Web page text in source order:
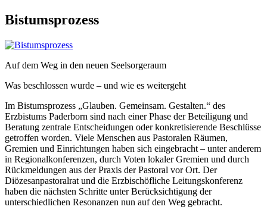
Bistumsprozess
Auf dem Weg in den neuen Seelsorgeraum
Was beschlossen wurde – und wie es weitergeht
Im Bistumsprozess „Glauben. Gemeinsam. Gestalten.“ des
Erzbistums Paderborn sind nach einer Phase der Beteiligung und
Beratung zentrale Entscheidungen oder konkretisierende Beschlüsse
getroffen worden. Viele Menschen aus Pastoralen Räumen,
Gremien und Einrichtungen haben sich eingebracht – unter anderem
in Regionalkonferenzen, durch Voten lokaler Gremien und durch
Rückmeldungen aus der Praxis der Pastoral vor Ort. Der
Diözesanpastoralrat und die Erzbischöfliche Leitungskonferenz
haben die nächsten Schritte unter Berücksichtigung der
unterschiedlichen Resonanzen nun auf den Weg gebracht.